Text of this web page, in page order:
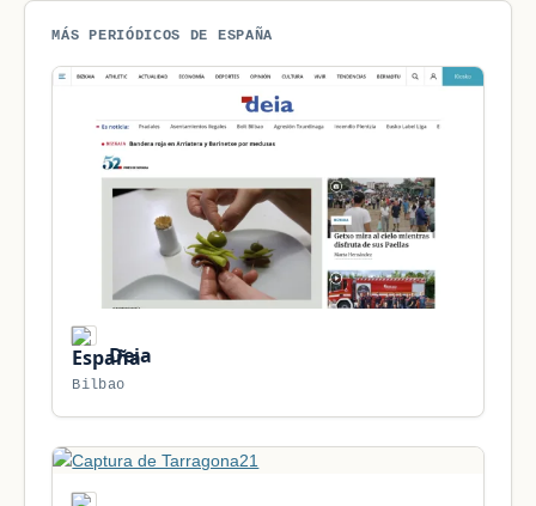
MÁS PERIÓDICOS DE ESPAÑA
Deia
Bilbao